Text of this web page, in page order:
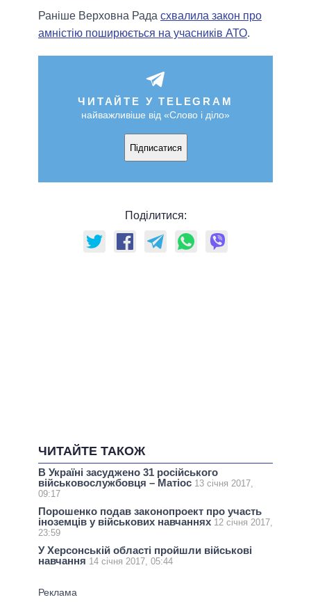
Раніше Верховна Рада схвалила закон про
амністію поширюється на учасників АТО.
ЧИТАЙТЕ У TELEGRAM
найважливіше від «Слово і діло»
Підписатися
Поділитися:
ЧИТАЙТЕ ТАКОЖ
В Україні засуджено 31 російського
військовослужбовця – Матіос 13 січня 2017,
09:17
Порошенко подав законопроект про участь
іноземців у військових навчаннях 12 січня 2017,
23:59
У Херсонській області пройшли військові
навчання 14 січня 2017, 05:44